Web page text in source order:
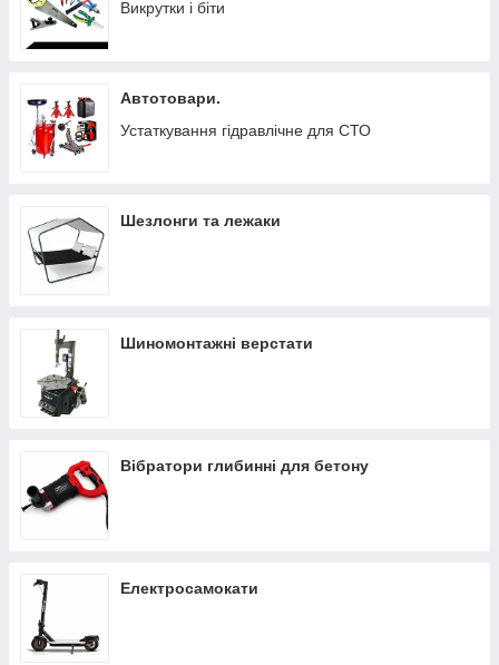
Викрутки і біти
Автотовари.
Устаткування гідравлічне для СТО
Шезлонги та лежаки
Шиномонтажні верстати
Вібратори глибинні для бетону
Електросамокати